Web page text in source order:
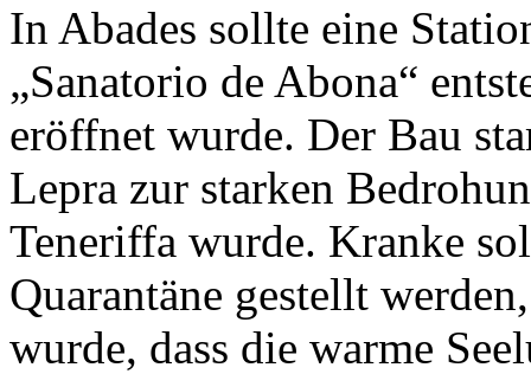
In Abades sollte eine
„Sanatorio de Abona“
eröffnet wurde. Der Bau
Lepra zur starken
Teneriffa wurde. Kranke
Quarantäne gestellt
wurde, dass die warme